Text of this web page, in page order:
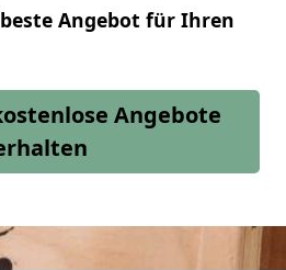
Angebot für Ihren
Angebote